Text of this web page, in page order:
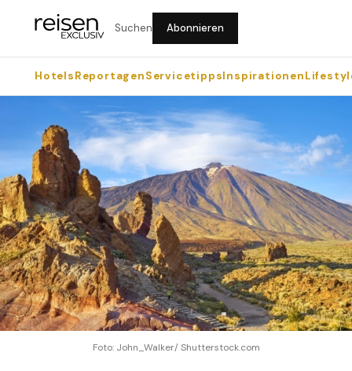
Suchen Abonnieren
HotelsReportagenServicetippsInspirationen
Foto: John_Walker/ Shutterstock.com